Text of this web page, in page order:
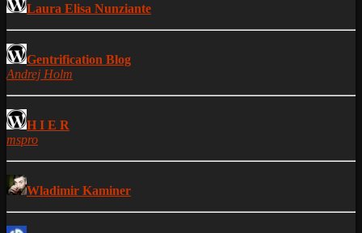
Laura Elisa Nunziante
Gentrification Blog
Andrej Holm
H I E R
mspro
Wladimir Kaminer